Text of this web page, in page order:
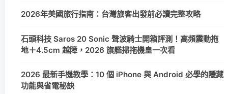
2026年美國旅行指南：台灣旅客出發前必讀完整攻略
石頭科技 Saros 20 Sonic 聲波騎士開箱評測！高頻震動拖
地＋4.5cm 越障，2026 旗艦掃拖機皇一次看
2026 最新手機教學：10 個 iPhone 與 Android 必學的隱藏
功能與省電秘訣